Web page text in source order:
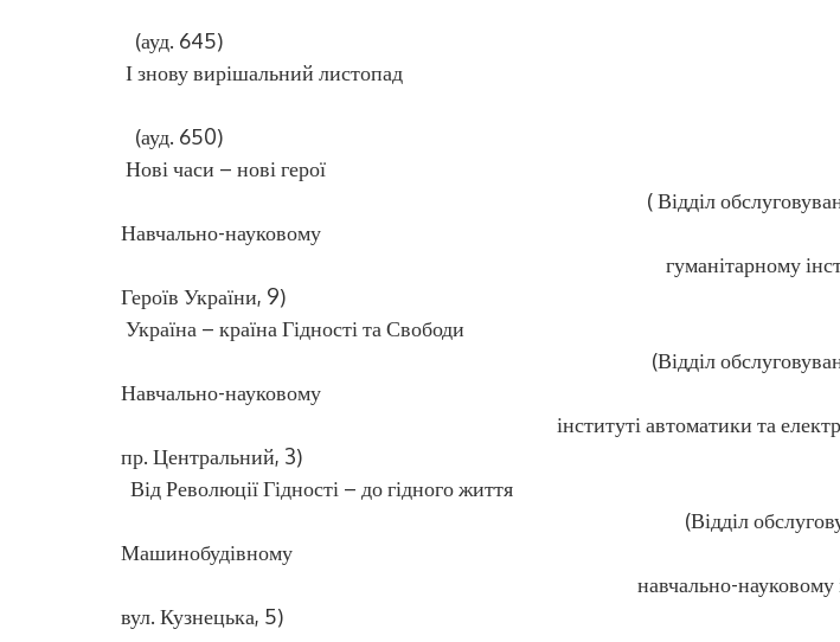
(ауд. 645)
І знову вирішальний листопад
(ауд. 650)
Нові часи – нові герої
( Відділ обслуговування
Навчально-науковому
гуманітарному
Героїв України, 9)
Україна – країна Гідності та Свободи
(Відділ обслуговування
Навчально-науковому
інституті автоматики та
пр. Центральний, 3)
Від Революції Гідності – до гідного життя
(Відділ
Машинобудівному
навчально-науковому
вул. Кузнецька, 5)